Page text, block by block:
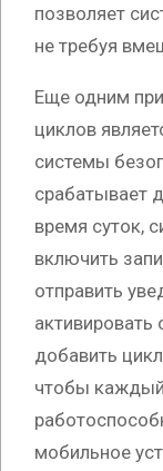
позволяет
не требуя
Еще одним
циклов
системы
срабатывает
время суток,
включить
отправить
добавить
чтобы каждый
мобильное